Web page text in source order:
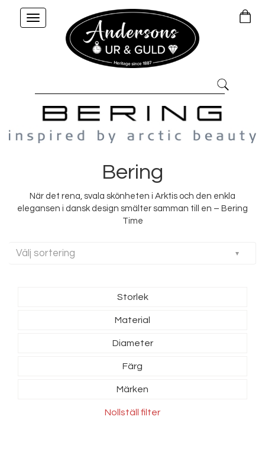
Toggle
navigation
Bering
När det rena, svala skönheten i Arktis och den enkla
elegansen i dansk design smälter samman till en – Bering
Time
Välj sortering
Storlek
Material
Diameter
Färg
Märken
Nollställ filter